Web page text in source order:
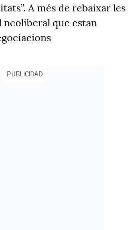
A més de rebaixar les
neoliberal que estan
PUBLICIDAD